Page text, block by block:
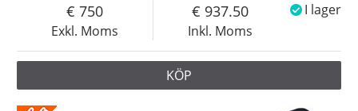
Exkl. Moms
750
Inkl. Moms
937.50 I lager
KÖP